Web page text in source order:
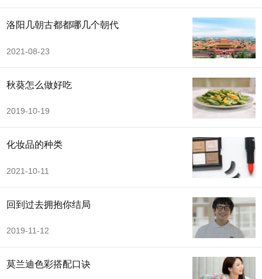
洛阳几朝古都都哪几个朝代
2021-08-23
秋葵怎么做好吃
2019-10-19
化妆品的种类
2021-10-11
回到过去拥抱你结局
2019-11-12
莫兰迪色彩搭配口诀